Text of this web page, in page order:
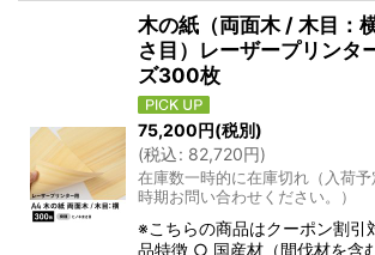
木の紙（両面木 / 木目：
さ目）レーザープリンタ
ズ300枚
75,200円(税別)
(税込: 82,720円)
在庫数一時的に在庫切れ（入荷
時期お問い合わせください。）
※こちらの商品はクーポン割引
品特徴 ○ 国産材（間伐材を含